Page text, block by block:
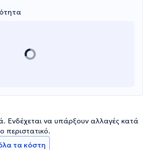
Ενδέχεται να υπάρξουν αλλαγές κατά
περιστατικό.
τα κόστη